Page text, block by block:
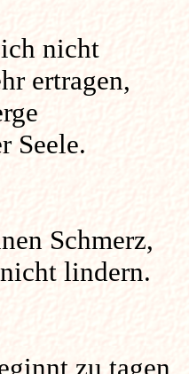
nicht
ertragen,
Seele.
Schmerz,
lindern.
zu tagen,